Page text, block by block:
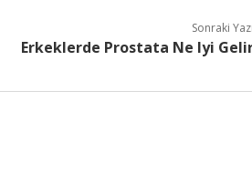
Sonraki
Erkeklerde Prostata Ne Iyi